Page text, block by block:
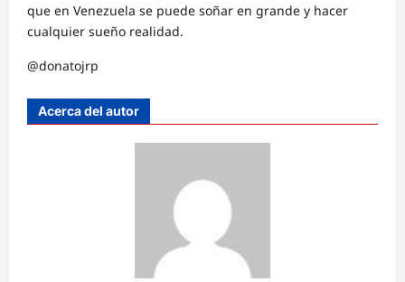
que en Venezuela se puede soñar en grande y hacer
cualquier sueño realidad.
@donatojrp
Acerca del autor